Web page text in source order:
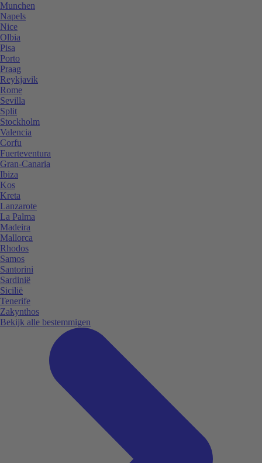
Munchen
Napels
Nice
Olbia
Pisa
Porto
Praag
Reykjavik
Rome
Sevilla
Split
Stockholm
Valencia
Corfu
Fuerteventura
Gran-Canaria
Ibiza
Kos
Kreta
Lanzarote
La Palma
Madeira
Mallorca
Rhodos
Samos
Santorini
Sardinië
Sicilië
Tenerife
Zakynthos
Bekijk alle bestemmigen